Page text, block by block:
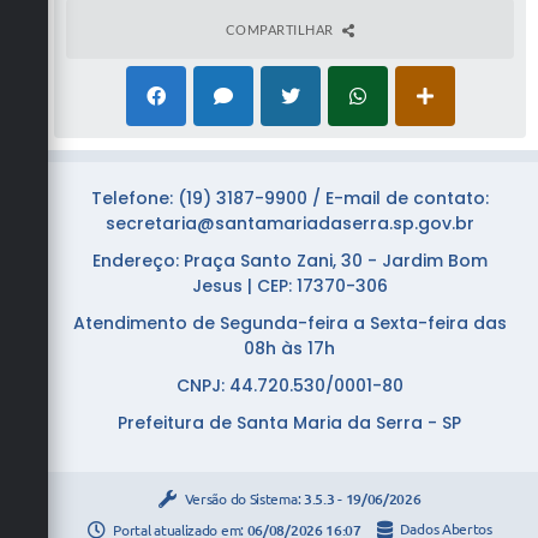
COMPARTILHAR
Telefone: (19) 3187-9900 / E-mail de contato:
secretaria@santamariadaserra.sp.gov.br
Endereço: Praça Santo Zani, 30 - Jardim Bom
Jesus | CEP: 17370-306
Atendimento de Segunda-feira a Sexta-feira das
08h às 17h
CNPJ: 44.720.530/0001-80
Prefeitura de Santa Maria da Serra - SP
Versão do Sistema: 3.5.3 - 19/06/2026
Portal atualizado em: 06/08/2026 16:07 Dados Abertos